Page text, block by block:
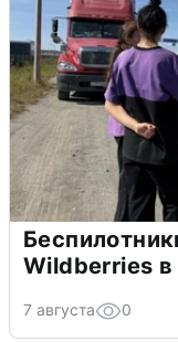
Wildberries в
7 августа 0